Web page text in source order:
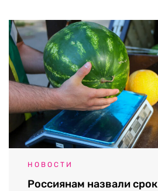
НОВОСТИ
Россиянам назвали срок